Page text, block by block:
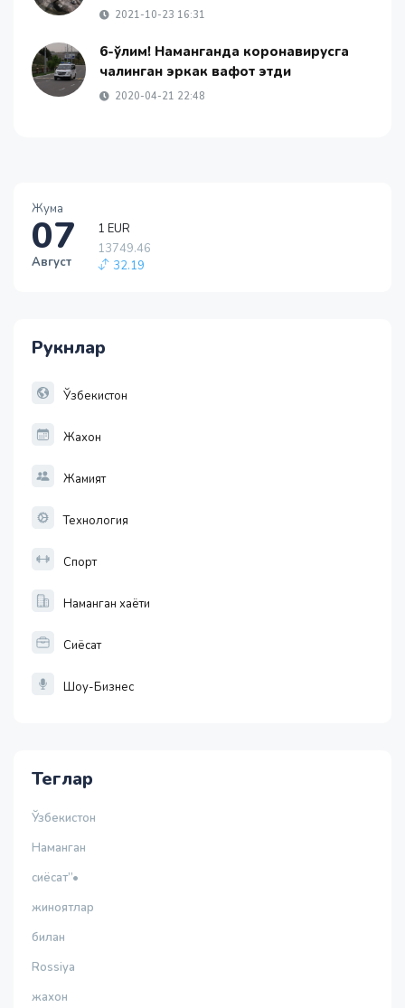
Жума
07
Август
13749.46
32.19
1 RUB
11915.64
13749.46
Рукнлар
Ўзбекистон
Жахон
Жамият
Технология
Спорт
Наманган хаёти
Сиёсат
Шоу-Бизнес
Теглар
Ўзбекистон
Наманган
сиёсат”•
жиноятлар
билан
Rossiya
жахон
2021-10-23 16:31
6-ўлим! Наманганда коронавирусга
чалинган эркак вафот этди
2020-04-21 22:48